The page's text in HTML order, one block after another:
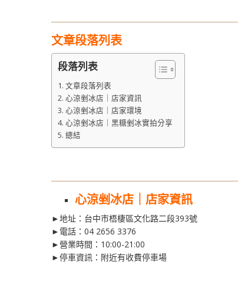
文章段落列表
段落列表
文章段落列表
心涼剉冰店｜店家資訊
心涼剉冰店｜店家環境
心涼剉冰店｜黑糖剉冰實拍分享
總結
心涼剉冰店｜店家資訊
►地址：台中市梧棲區文化路二段393號
►電話： 04 2656 3376
►營業時間：10:00-21:00
►停車資訊：附近有收費停車場